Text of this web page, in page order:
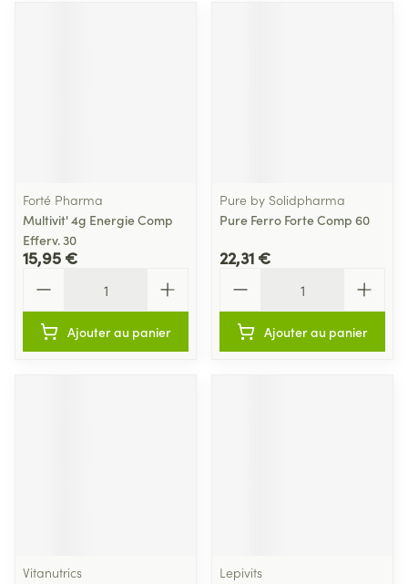
Forté Pharma
Multivit' 4g Energie Comp
Efferv. 30
15,95 €
Ajouter au panier
Pure by Solidpharma
Pure Ferro Forte Comp 60
22,31 €
Ajouter au panier
Vitanutrics
Lepivits